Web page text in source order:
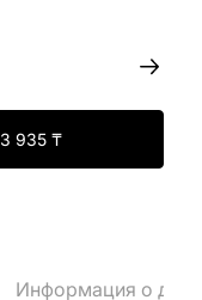
3 935 ₸
Информация о